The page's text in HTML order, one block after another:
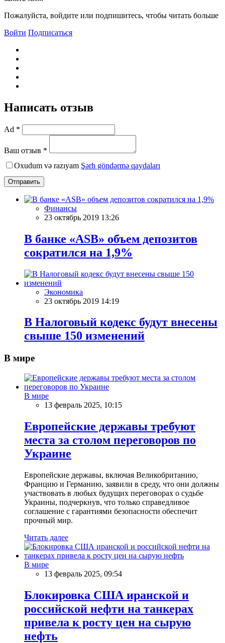
Пожалуйста, войдите или подпишитесь, чтобы читать больше
Войти Подписаться
Написать отзыв
Ad *
Ваш отзыв *
Oxudum və razıyam Şərh göndərmə qaydaları
Отправить
Финансы
23 октябрь 2019 13:26
В банке «ASB» объем депозитов
сократился на 1,9%
Экономика
23 октябрь 2019 14:19
В Налоговый кодекс будут внесены
свыше 150 изменений
В мире
В мире
13 февраль 2025, 10:15
Европейские державы требуют
места за столом переговоров по
Украине
Европейские державы, включая Великобританию,
Францию и Германию, заявили в среду, что они должны
участвовать в любых будущих переговорах о судьбе
Украины, подчеркнув, что только справедливое
соглашение с гарантиями безопасности обеспечит
прочный мир.
Читать далее
В мире
13 февраль 2025, 09:54
Блокировка США иранской и
российской нефти на танкерах
привела к росту цен на сырую
нефть